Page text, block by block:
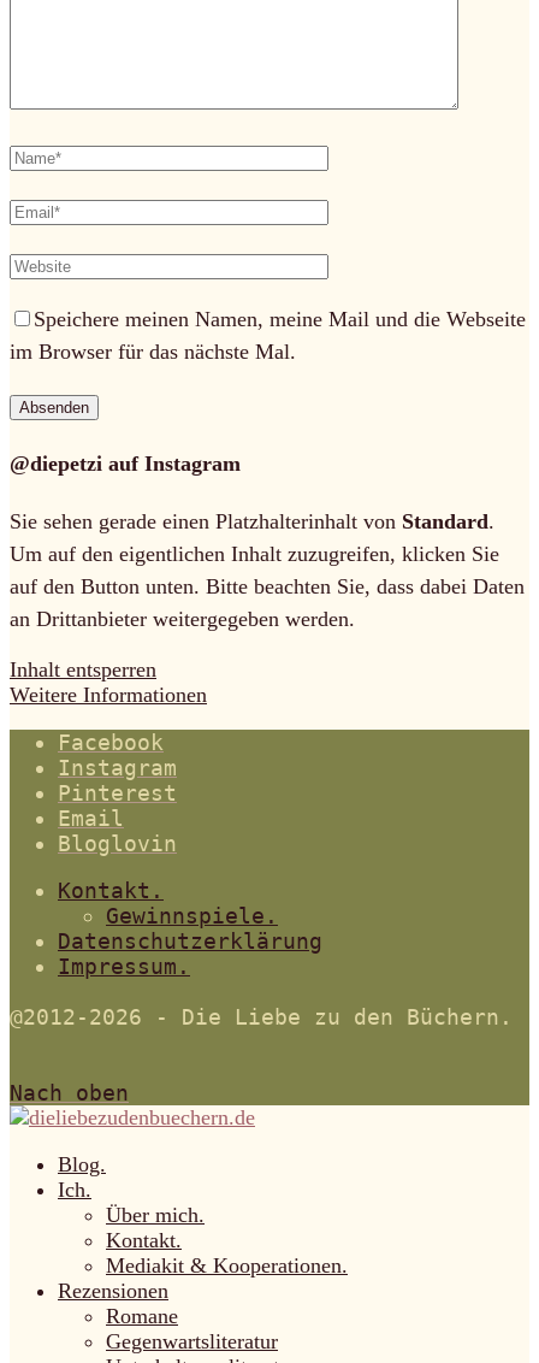
Speichere meinen Namen, meine Mail und die Webseite
im Browser für das nächste Mal.
@diepetzi auf Instagram
Sie sehen gerade einen Platzhalterinhalt von Standard.
Um auf den eigentlichen Inhalt zuzugreifen, klicken Sie
auf den Button unten. Bitte beachten Sie, dass dabei Daten
an Drittanbieter weitergegeben werden.
Inhalt entsperren
Weitere Informationen
Facebook
Instagram
Pinterest
Email
Bloglovin
Kontakt.
Gewinnspiele.
Datenschutzerklärung
Impressum.
@2012-2026 - Die Liebe zu den Büchern.
Nach oben
Blog.
Ich.
Über mich.
Kontakt.
Mediakit & Kooperationen.
Rezensionen
Romane
Gegenwartsliteratur